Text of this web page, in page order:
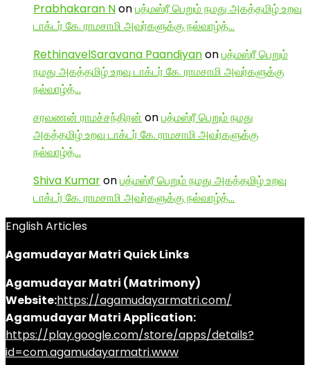
Prabhakaran Nonபத்மஸ்ரீ பெறும் நமது அகத்தமிழ் உறவு
டாக்டர் கே. ராமசாமி அவர்களுக்கு நல்வாழ்த்…
RethinavelSaravana Paandiyanonபத்மஸ்ரீ பெறும்
நமது அகத்தமிழ் உறவு டாக்டர் கே. ராமசாமி அவர்களுக்கு
நல்வாழ்த்…
சரவணன் ராமச்சந்திரன் onபத்மஸ்ரீ பெறும் நமது
அகத்தமிழ் உறவு டாக்டர் கே. ராமசாமி அவர்களுக்கு
நல்வாழ்த்…
Shiva Kumaronபத்மஸ்ரீ பெறும் நமது அகத்தமிழ் உறவு
டாக்டர் கே. ராமசாமி அவர்களுக்கு நல்வாழ்த்…
English Articles
Agamudayar Matri Quick Links
Agamudayar Matri (Matrimony)
Website:https://agamudayarmatri.com/
Agamudayar Matri Application:
https://play.google.com/store/apps/details?
id=com.agamudayarmatri.www